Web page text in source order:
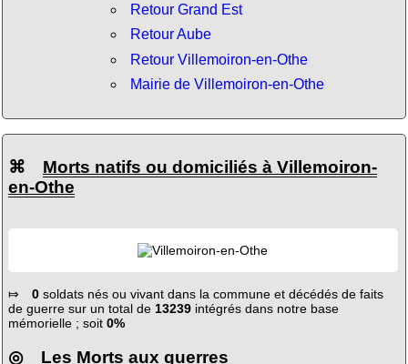
Retour Grand Est
Retour Aube
Retour Villemoiron-en-Othe
Mairie de Villemoiron-en-Othe
⌘ Morts natifs ou domiciliés à Villemoiron-
en-Othe
⤇ 0soldats nés ou vivant dans la commune et décédés de faits
de guerre sur un total de 13239intégrés dans notre base
mémorielle ; soit 0%
◎ Les Morts aux guerres